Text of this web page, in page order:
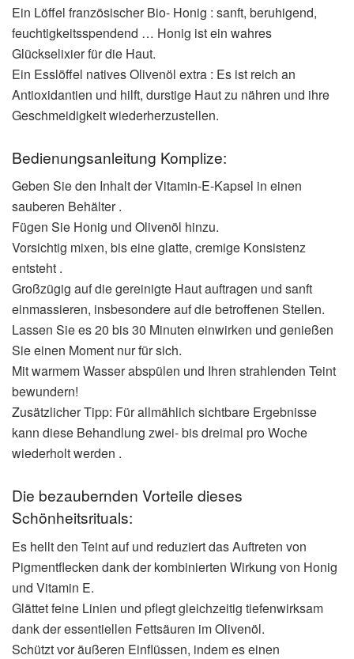
Ein Löffel französischer Bio- Honig : sanft, beruhigend,
feuchtigkeitsspendend … Honig ist ein wahres
Glückselixier für die Haut.
Ein Esslöffel natives Olivenöl extra : Es ist reich an
Antioxidantien und hilft, durstige Haut zu nähren und ihre
Geschmeidigkeit wiederherzustellen.
Bedienungsanleitung Komplize:
Geben Sie den Inhalt der Vitamin-E-Kapsel in einen
sauberen Behälter .
Fügen Sie Honig und Olivenöl hinzu.
Vorsichtig mixen, bis eine glatte, cremige Konsistenz
entsteht .
Großzügig auf die gereinigte Haut auftragen und sanft
einmassieren, insbesondere auf die betroffenen Stellen.
Lassen Sie es 20 bis 30 Minuten einwirken und genießen
Sie einen Moment nur für sich.
Mit warmem Wasser abspülen und Ihren strahlenden Teint
bewundern!
Zusätzlicher Tipp: Für allmählich sichtbare Ergebnisse
kann diese Behandlung zwei- bis dreimal pro Woche
wiederholt werden .
Die bezaubernden Vorteile dieses
Schönheitsrituals:
Es hellt den Teint auf und reduziert das Auftreten von
Pigmentflecken dank der kombinierten Wirkung von Honig
und Vitamin E.
Glättet feine Linien und pflegt gleichzeitig tiefenwirksam
dank der essentiellen Fettsäuren im Olivenöl.
Schützt vor äußeren Einflüssen, indem es einen